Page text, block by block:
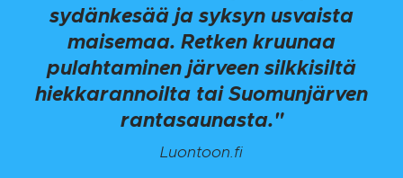
sydänkesää ja syksyn usvaista
maisemaa. Retken kruunaa
pulahtaminen järveen silkkisiltä
hiekkarannoilta tai Suomunjärven
rantasaunasta."
Luontoon.fi